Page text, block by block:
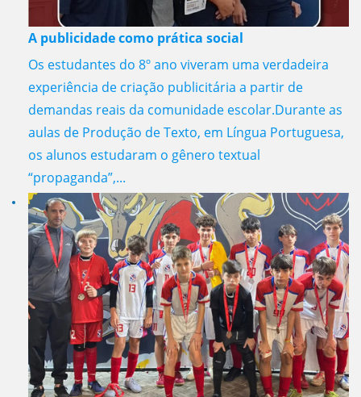
A publicidade como prática social
Os estudantes do 8º ano viveram uma verdadeira
experiência de criação publicitária a partir de
demandas reais da comunidade escolar.Durante as
aulas de Produção de Texto, em Língua Portuguesa,
os alunos estudaram o gênero textual
“propaganda”,...